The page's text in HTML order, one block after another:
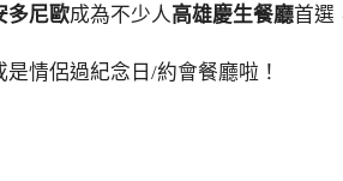
多尼歐成為不少人高雄慶生餐廳首選
是情侶過紀念日/約會餐廳啦！